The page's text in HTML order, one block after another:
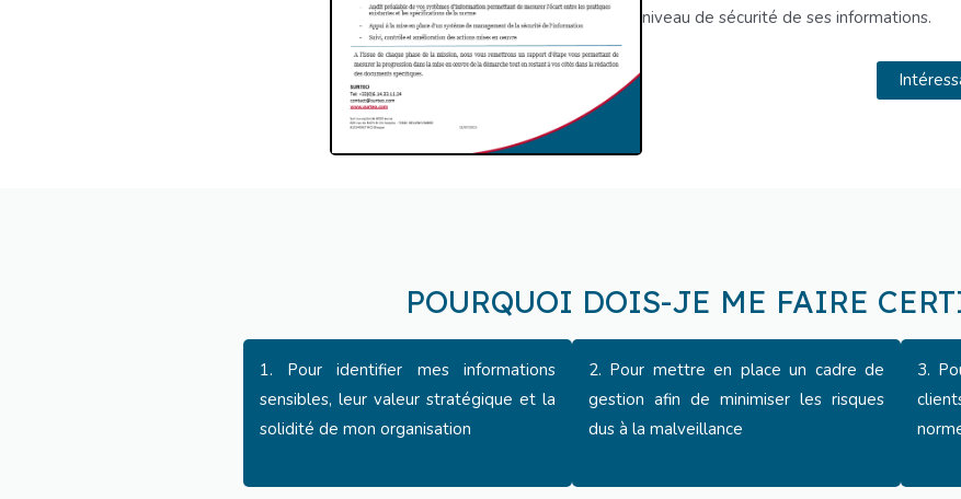
niveau de sécurité de ses informations.
POURQUOI DOIS-JE ME FAIRE
1. Pour identifier mes informations
sensibles, leur valeur stratégique et la
solidité de mon organisation
2. Pour mettre en place un cadre de
gestion afin de minimiser les risques
dus à la malveillance
3.